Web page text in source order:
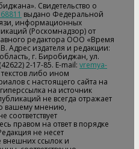
Свидетельство о
выдано Федеральной
информационных
(Роскомнадзор) от
редактора ООО «Время
Адрес издателя и редакции:
г. Биробиджан, ул.
2-17-85. E-mail: vremya-
либо ином
с настоящего сайта на
на источник
не всегда отражает
вашему мнению,
правом на ответ в порядке
не несет
внешних ссылок и